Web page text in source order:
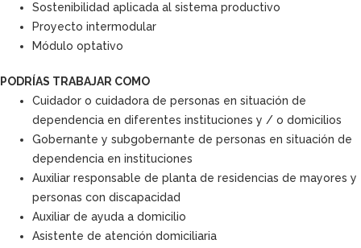
Sostenibilidad aplicada al sistema productivo
Proyecto intermodular
Módulo optativo
PODRÍAS TRABAJAR COMO
Cuidador o cuidadora de personas en situación de
dependencia en diferentes instituciones y / o domicilios
Gobernante y subgobernante de personas en situación de
dependencia en instituciones
Auxiliar responsable de planta de residencias de mayores y
personas con discapacidad
Auxiliar de ayuda a domicilio
Asistente de atención domiciliaria